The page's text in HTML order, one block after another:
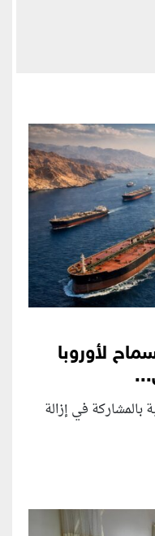
لأوروبا
بالمشاركة في إزالة